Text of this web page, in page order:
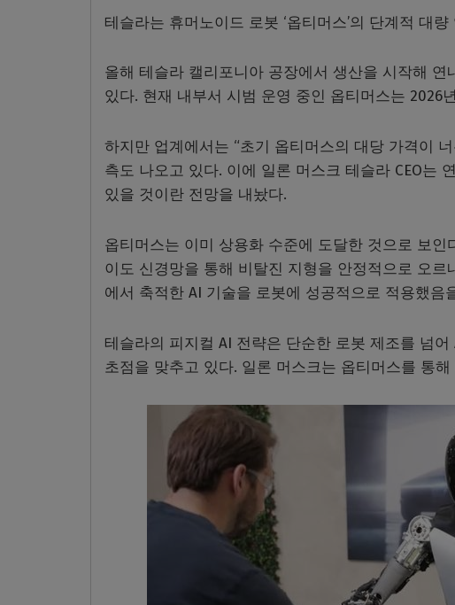
테슬라는 휴머노이드 로봇 ‘옵티머스’의 단계적 대
올해 테슬라 캘리포니아 공장에서 생산을 시작해
있다. 현재 내부서 시범 운영 중인 옵티머스는 2026
하지만 업계에서는 “초기 옵티머스의 대당 가격이
측도 나오고 있다. 이에 일론 머스크 테슬라 CEO는
있을 것이란 전망을 내놨다.
옵티머스는 이미 상용화 수준에 도달한 것으로 보
이도 신경망을 통해 비탈진 지형을 안정적으로 오
에서 축적한 AI 기술을 로봇에 성공적으로 적용했음
테슬라의 피지컬 AI 전략은 단순한 로봇 제조를 넘
초점을 맞추고 있다. 일론 머스크는 옵티머스를 통